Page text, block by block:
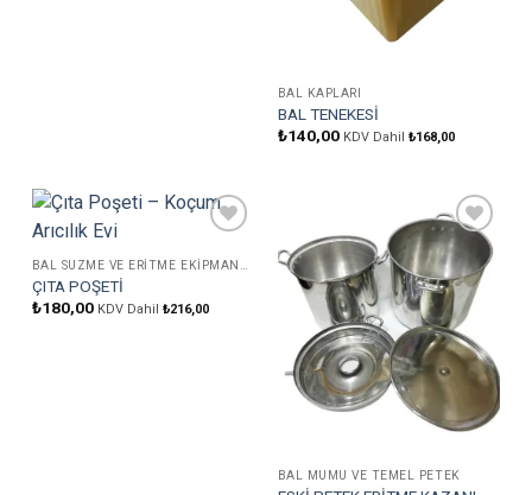
BAL KAPLARI
BAL TENEKESİ
₺140,00 KDV Dahil ₺168,00
Ekle
ÇITA POŞETİ
₺180,00 KDV Dahil ₺216,00
Favorilere
Ekle
BAL MUMU VE TEMEL PETEK